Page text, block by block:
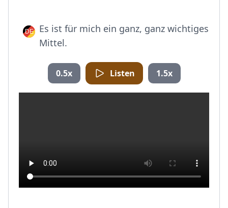
Es ist für mich ein ganz, ganz wichtiges
Mittel.
0.5x Listen 1.5x